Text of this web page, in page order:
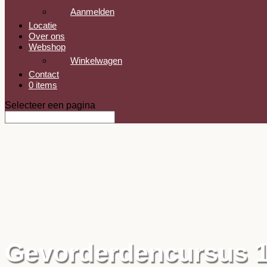
Aanmelden
Locatie
Over ons
Webshop
Winkelwagen
Contact
0 items
Selecteer een pagina
Gevorderdencursus